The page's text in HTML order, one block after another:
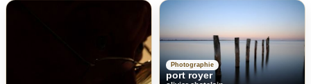
Photographie
port royer